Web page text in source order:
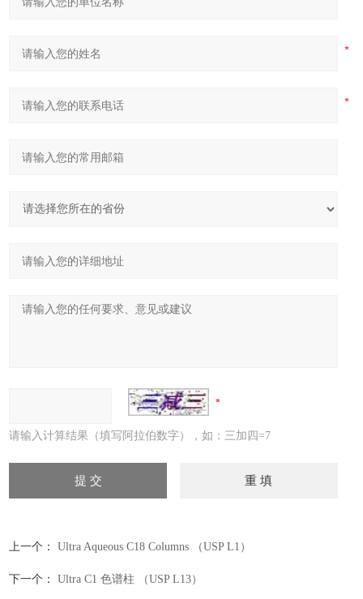
请输入计算结果（填写阿拉伯数字），如：三加四=7
上一个： Ultra Aqueous C18 Columns （USP L1）
下一个： Ultra C1 色谱柱 （USP L13）